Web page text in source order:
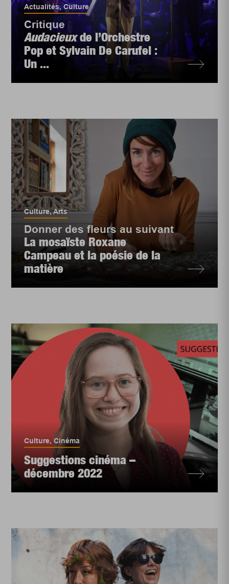
Actualités,Culture
Critique
Audacieuxde l’Orchestre
Pop et Sylvain De Carufel :
Un ...
Culture,Arts
Donner des fleurs au suivant
La mosaïste Roxane
Campeau et la poésie de la
matière
Culture,Cinéma
Suggestions cinéma –
décembre 2022